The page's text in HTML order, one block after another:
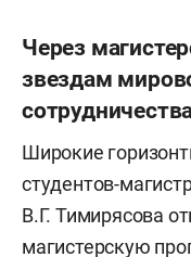
Через
звездам
Широкие
студентов-
В.Г. Тимирясова
магистерскую